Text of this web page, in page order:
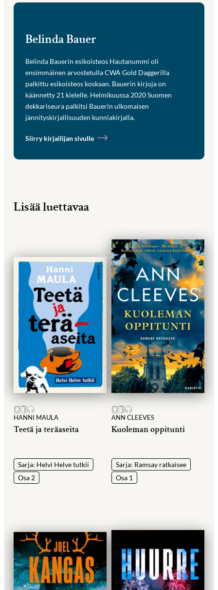
Belinda Bauer
Belinda Bauerin esikoisteos Hautanummi oli
ensimmäinen arvostetulla CWA Gold Daggerilla
palkittu esikoisteos koskaan. Bauerin kirjoja on
käännetty 21 kielelle. Helmikuussa 2020 Suomen
dekkariseura palkitsi Bauerin ulkomaisen
jännityskirjallisuuden kunniakirjalla.
Siirry kirjailijan sivulle
Lisää luettavaa
HANNI MAULA
Teetä ja teräaseita
Sarja: Helvi Helve tutkii
Osa 2
ANN CLEEVES
Kuoleman oppitunti
Sarja: Ramsay ratkaisee
Osa 1